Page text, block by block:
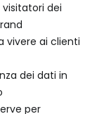
dei
vivere ai clienti
dei dati in
per